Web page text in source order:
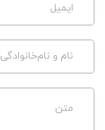
ایمیل
نام و نام‌خانوادگی
متن